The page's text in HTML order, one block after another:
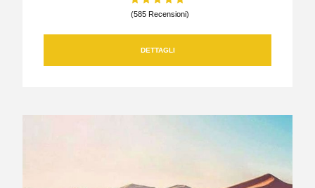
(585 Recensioni)
DETTAGLI